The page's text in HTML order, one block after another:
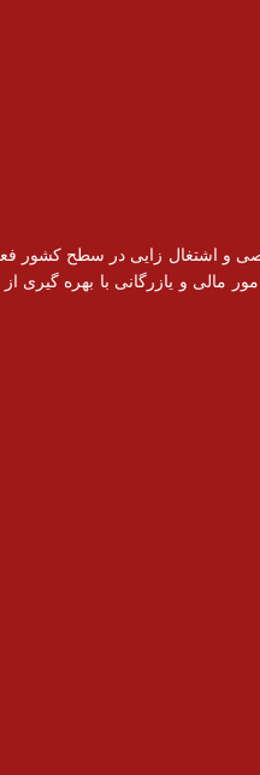
فعالیت خود را از سال 1394با هدف آموزش نیروی کار تخصصی و
و یازرگانی با بهره گیری از